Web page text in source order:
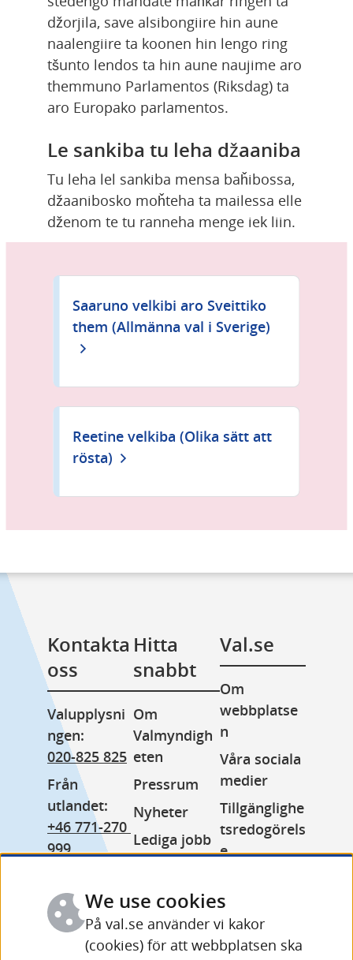
džorjila, save alsibongiire hin aune
naalengiire ta koonen hin lengo ring
tšunto lendos ta hin aune naujime aro
themmuno Parlamentos (Riksdag) ta
aro Europako parlamentos.
Le sankiba tu leha džaaniba
Tu leha lel sankiba mensa baȟibossa,
džaanibosko moȟteha ta mailessa elle
dženom te tu ranneha menge iek liin.
Saaruno velkibi aro Sveittiko
them (Allmänna val i Sverige)
Reetine velkiba (Olika sätt att
rösta)
Kontakta
oss
Valupplysni
ngen:
020-825 825
Från
utlandet:
+46 771-270
999
010-575 70
00
Hitta
snabbt
Om
Valmyndigh
eten
Pressrum
Nyheter
Lediga jobb
Other
languages
Val.se
Om
webbplatse
n
Våra sociala
medier
Tillgänglighe
tsredogörels
e
(cookies)
Behandling
av
We use cookies
På val.se använder vi kakor
(cookies) för att webbplatsen ska